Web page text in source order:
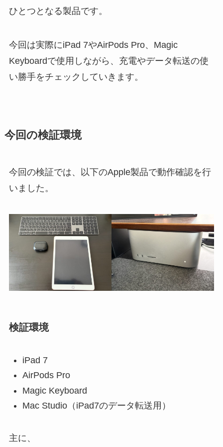
ひとつとなる製品です。
今回は実際にiPad 7やAirPods Pro、Magic
Keyboardで使用しながら、充電やデータ転送の使
い勝手をチェックしていきます。
今回の検証環境
今回の検証では、以下のApple製品で動作確認を行
いました。
検証環境
iPad 7
AirPods Pro
Magic Keyboard
Mac Studio（iPad7のデータ転送用）
主に、